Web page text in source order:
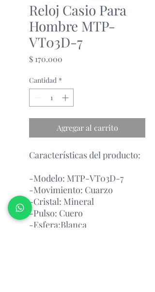
Reloj Casio Para
Hombre MTP-
VT03D-7
$ 170.000
Cantidad *
Agregar al carrito
Características del producto:
-Modelo: MTP-VT03D-7
-Movimiento: Cuarzo
-Cristal: Mineral
-Pulso: Cuero
-Esfera:Blanca